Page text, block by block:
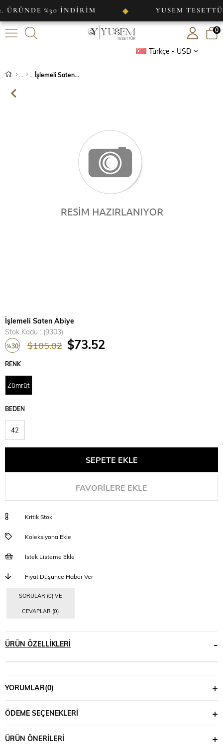
%30 İNDİRİM YUSEM TESETTÜR
Türkçe - USD
0
İşlemeli Saten Abiye
İşlemeli Saten Abiye
Stok Kodu
(9303)
%30
İndirim
$105.02 $73.52
RENK
Zümrüt
BEDEN
42
FAVORILERE EKLE
Kritik Stok
Koleksiyona Ekle
İstek Listeme Ekle
Fiyat Düşünce Haber Ver
SORULAR (0) VE
CEVAPLAR (0)
ÜRÜN ÖZELLIKLERI
YORUMLAR(0)
ÖDEME SEÇENEKLERI
ÜRÜN ÖNERILERI